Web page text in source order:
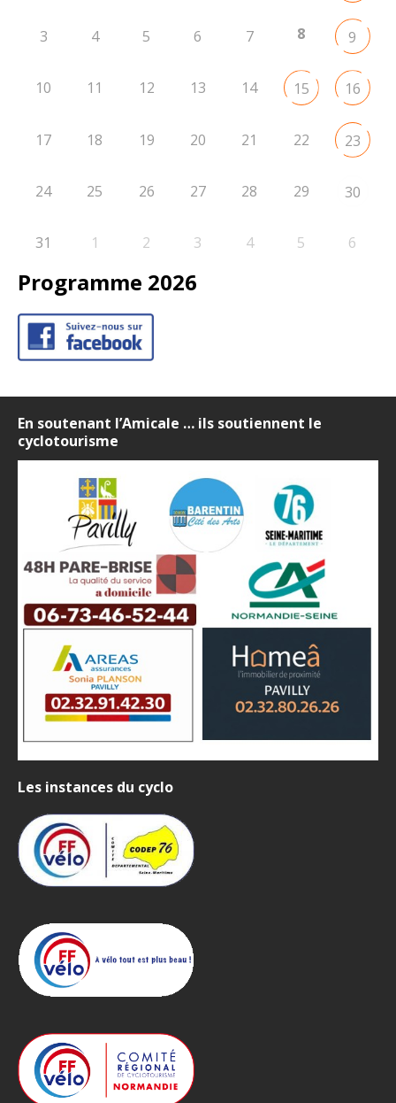
3 4 5 6 7 8 9
10 11 12 13 14 15 16
17 18 19 20 21 22 23
24 25 26 27 28 29 30
31 1 2 3 4 5 6
Programme 2026
En soutenant l’Amicale … ils soutiennent le
cyclotourisme
Les instances du cyclo